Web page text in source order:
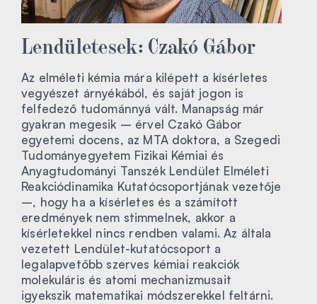
Lendületesek: Czakó Gábor
Az elméleti kémia mára kilépett a kísérletes
vegyészet árnyékából, és saját jogon is
felfedező tudománnyá vált. Manapság már
gyakran megesik – érvel Czakó Gábor
egyetemi docens, az MTA doktora, a Szegedi
Tudományegyetem Fizikai Kémiai és
Anyagtudományi Tanszék Lendület Elméleti
Reakciódinamika Kutatócsoportjának vezetője
–, hogy ha a kísérletes és a számított
eredmények nem stimmelnek, akkor a
kísérletekkel nincs rendben valami. Az általa
vezetett Lendület-kutatócsoport a
legalapvetőbb szerves kémiai reakciók
molekuláris és atomi mechanizmusait
igyekszik matematikai módszerekkel feltárni.